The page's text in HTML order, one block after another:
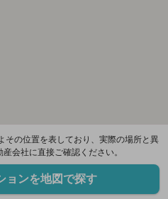
の位置を表しており、実際の場所と異
会社に直接ご確認ください。
ョンを地図で探す